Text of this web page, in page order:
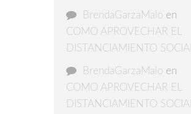
BrendaGarzaMalo en
COMO APROVECHAR EL
DISTANCIAMIENTO SOCIAL
BrendaGarzaMalo en
COMO APROVECHAR EL
DISTANCIAMIENTO SOCIAL